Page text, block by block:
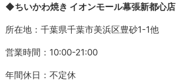
◆ちいかわ焼き イオンモール幕張新都心店
所在地：千葉県千葉市美浜区豊砂1-1他
営業時間：10:00-21:00
年間休日：不定休